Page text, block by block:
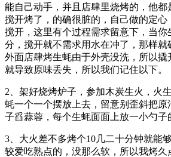
能自己动手，并且店肆里烧烤的，他
搅开烤了，的确很脏的，自己做的定心
搅开，这里有个过程需求留意下，当你
分，搅开就不需求用水在冲了，那样就
外面店肆烤生蚝由于外壳没洗，所以
就导致原味丢失，所以我们记住以下。
2、架好烧烤炉子，参加木炭生火，火
蚝一个一个摆放上去，留意别歪斜把原
子舀蒜蓉，每个生蚝面面上放一小勺子
3、大火差不多烤个10几二十分钟就能
较爱吃熟点的，没那么软，所以我烤